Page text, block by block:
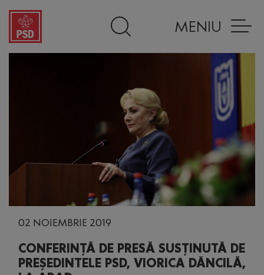
MENIU
02 NOIEMBRIE 2019
CONFERINȚĂ DE PRESĂ SUSȚINUTĂ DE
PREȘEDINTELE PSD, VIORICA DĂNCILĂ,